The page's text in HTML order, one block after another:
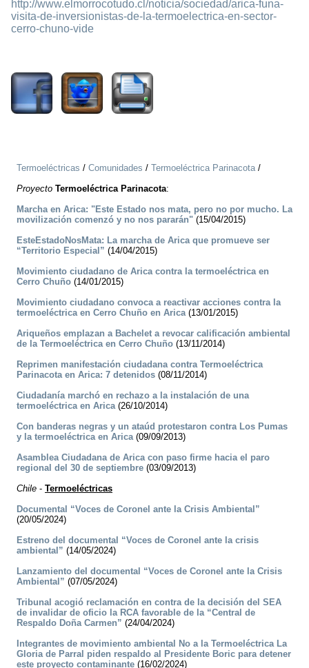
http://www.elmorrocotudo.cl/noticia/sociedad/arica-funa-
visita-de-inversionistas-de-la-termoelectrica-en-sector-
cerro-chuno-vide
Termoeléctricas / Comunidades / Termoeléctrica Parinacota/
Proyecto Termoeléctrica Parinacota:
Marcha en Arica: "Este Estado nos mata, pero no por mucho. La
movilización comenzó y no nos pararán" (15/04/2015)
EsteEstadoNosMata: La marcha de Arica que promueve ser
“Territorio Especial” (14/04/2015)
Movimiento ciudadano de Arica contra la termoeléctrica en
Cerro Chuño (14/01/2015)
Movimiento ciudadano convoca a reactivar acciones contra la
termoeléctrica en Cerro Chuño en Arica(13/01/2015)
Ariqueños emplazan a Bachelet a revocar calificación ambiental
de la Termoeléctrica en Cerro Chuño (13/11/2014)
Reprimen manifestación ciudadana contra Termoeléctrica
Parinacota en Arica: 7 detenidos (08/11/2014)
Ciudadanía marchó en rechazo a la instalación de una
termoeléctrica en Arica(26/10/2014)
Con banderas negras y un ataúd protestaron contra Los Pumas
y la termoeléctrica en Arica(09/09/2013)
Asamblea Ciudadana de Arica con paso firme hacia el paro
regional del 30 de septiembre (03/09/2013)
Chile - Termoeléctricas
Documental “Voces de Coronel ante la Crisis Ambiental”
(20/05/2024)
Estreno del documental “Voces de Coronel ante la crisis
ambiental” (14/05/2024)
Lanzamiento del documental “Voces de Coronel ante la Crisis
Ambiental” (07/05/2024)
Tribunal acogió reclamación en contra de la decisión del SEA
de invalidar de oficio la RCA favorable de la “Central de
Respaldo Doña Carmen” (24/04/2024)
Integrantes de movimiento ambiental No a la Termoeléctrica La
Gloria de Parral piden respaldo al Presidente Boric para detener
este proyecto contaminante (16/02/2024)